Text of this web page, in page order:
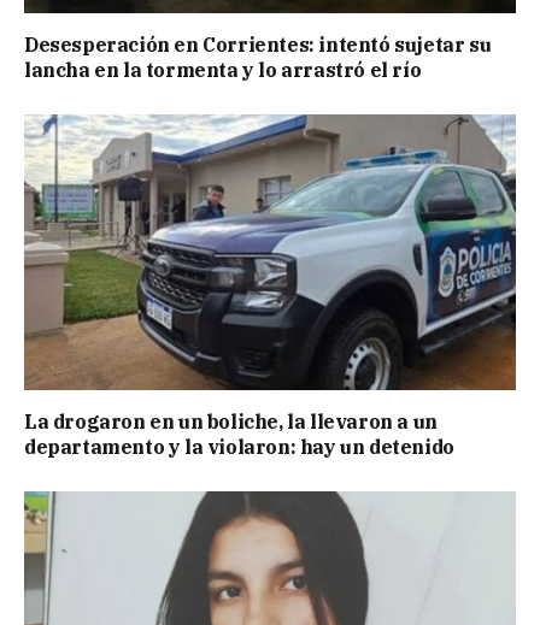
Desesperación en Corrientes: intentó sujetar su
lancha en la tormenta y lo arrastró el río
La drogaron en un boliche, la llevaron a un
departamento y la violaron: hay un detenido